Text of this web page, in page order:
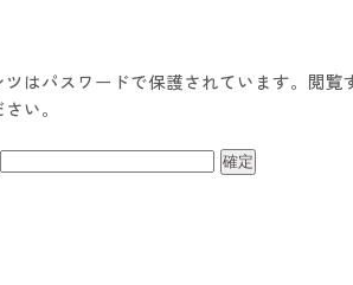
ツはパスワードで保護されています。閲覧
い。